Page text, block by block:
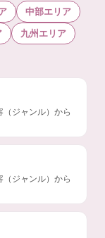
中部エリア
九州エリア
ジャンル）から
ジャンル）から